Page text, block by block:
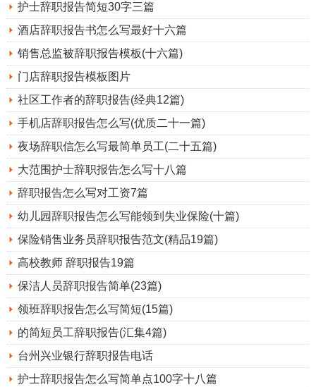
护士辞职报告简短30字三篇
酒店辞职报告书怎么写最好十六篇
销售总监被辞职报告模板(十六篇)
门店辞职报告模板图片
社区工作者的辞职报告(经典12篇)
手机店辞职报告怎么写(优质二十一篇)
夜场辞职信怎么写最简单员工(二十五篇)
大范围护士辞职报告怎么写十八篇
辞职报告怎么写对工资7篇
幼儿园辞职报告怎么写能领到失业保险(十篇)
保险销售业务员辞职报告范文(精品19篇)
高校教师 辞职报告19篇
保洁人员辞职报告简单(23篇)
领班辞职报告怎么写简短(15篇)
的简短员工辞职报告(汇集4篇)
台州兴业银行辞职报告电话
护士辞职报告怎么写简单点100字十八篇